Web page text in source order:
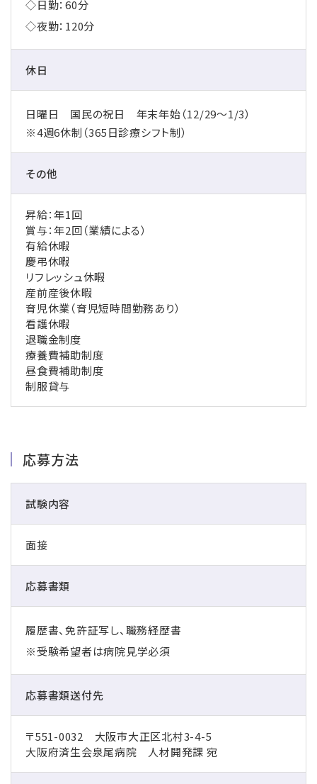
◇日勤：60分
◇夜勤：120分
休日
日曜日 国民の祝日 年末年始（12/29～1/3）
※4週6休制（365日診療シフト制）
その他
昇給：年1回
賞与：年2回（業績による）
有給休暇
慶弔休暇
リフレッシュ休暇
産前産後休暇
育児休業（育児短時間勤務あり）
看護休暇
退職金制度
療養費補助制度
昼食費補助制度
制服貸与
応募方法
試験内容
面接
応募書類
履歴書、免許証写し、職務経歴書
※受験希望者は病院見学必須
応募書類送付先
〒551-0032 大阪市大正区北村3-4-5
大阪府済生会泉尾病院 人材開発課 宛